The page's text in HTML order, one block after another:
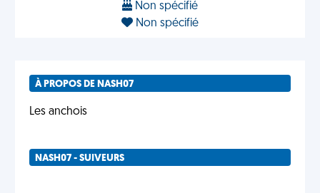
Non spécifié
Non spécifié
À PROPOS DE NASH07
Les anchois
NASH07 - SUIVEURS